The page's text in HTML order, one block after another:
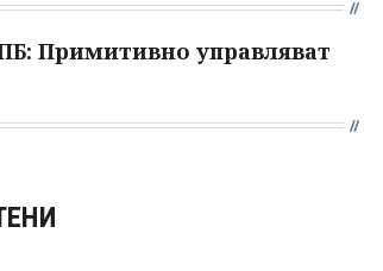
Примитивно управляват